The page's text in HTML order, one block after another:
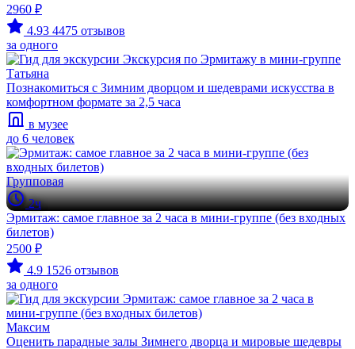
2960 ₽
4.93 4475 отзывов
за одного
Татьяна
Познакомиться с Зимним дворцом и шедеврами искусства в
комфортном формате за 2,5 часа
в музее
до 6 человек
Групповая
2ч
Эрмитаж: самое главное за 2 часа в мини-группе (без входных
билетов)
2500 ₽
4.9 1526 отзывов
за одного
Максим
Оценить парадные залы Зимнего дворца и мировые шедевры